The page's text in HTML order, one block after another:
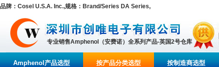
品牌：Cosel U.S.A. Inc.,规格：Brand/Series DA Series,
专业销售Amphenol（安费诺）全系列产品-英国2号仓库
Amphenol产品选型 按产品分类选型 按制造商选型